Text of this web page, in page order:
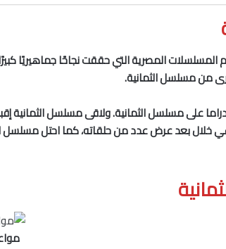
المسلسلات المصرية التي حققت نجاحًا جماهيريًا
من مسلسل الثمانية.
على مسلسل الثمانية. ولاقى مسلسل الثمانية
خلال بعد عرض عدد من حلقاته، كما احتل مسلسل